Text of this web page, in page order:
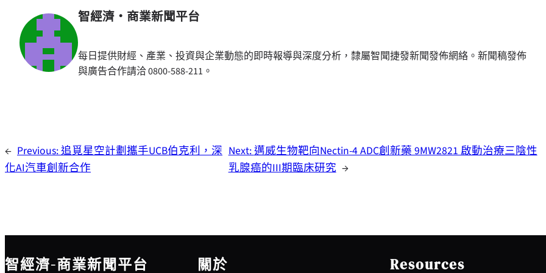
智經濟・商業新聞平台
每日提供財經、產業、投資與企業動態的即時報導與深度分析，隸屬智聞捷發新聞發佈網絡。新聞稿發佈
與廣告合作請洽 0800-588-211。
← Previous:追覓星空計劃攜手UCB伯克利，深
化AI汽車創新合作
Next:邁威生物靶向Nectin-4 ADC創新藥 9MW2821 啟動治療三陰性
乳腺癌的III期臨床研究 →
智經濟-商業新聞平台 關於 Resources